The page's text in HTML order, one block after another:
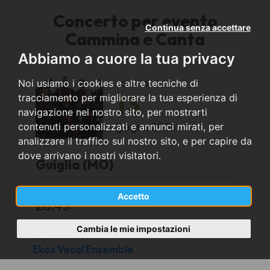
Abbiamo a cuore la tua privacy
Noi usiamo i cookies e altre tecniche di
tracciamento per migliorare la tua esperienza di
navigazione nel nostro sito, per mostrarti
contenuti personalizzati e annunci mirati, per
analizzare il traffico sul nostro sito, e per capire da
dove arrivano i nostri visitatori.
Accetto
Continua senza accettare
Cambia le mie impostazioni
Concerto per evento
Cammina e Canta
sabato
13
giugno2026
Guiglia (MO)
20:45
Organizzato da
Ekos Vocal Ensemble